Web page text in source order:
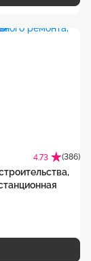
4.73 (386)